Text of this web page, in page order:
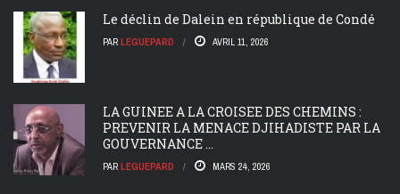
Le déclin de Dalein en république de Condé
PAR LEGUEPARD AVRIL 11, 2026
LA GUINEE A LA CROISEE DES CHEMINS :
PREVENIR LA MENACE DJIHADISTE PAR LA
GOUVERNANCE ...
PAR LEGUEPARD MARS 24, 2026